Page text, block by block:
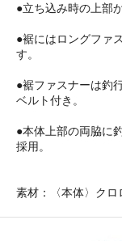
●立ち込み時の上部
●裾にはロングファ
す。
●裾ファスナーは釣
ベルト付き。
●本体上部の両脇に
採用。
素材：〈本体〉クロ